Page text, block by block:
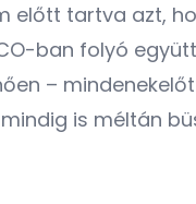
előtt tartva azt,
ban folyó
–
is méltán